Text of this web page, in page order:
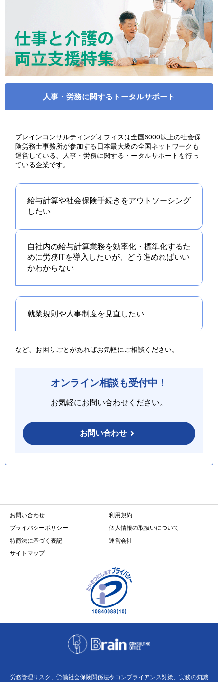
人事・労務に関するトータルサポート
ブレインコンサルティングオフィスは全国6000以上の社会保
険労務士事務所が参加する日本最大級の全国ネットワークも
運営している、人事・労務に関するトータルサポートを行っ
ている企業です。
給与計算や社会保険手続きをアウトソーシング
したい
自社内の給与計算業務を効率化・標準化するた
めに労務ITを導入したいが、どう進めればいい
かわからない
就業規則や人事制度を 見直したい
など、お困りごとがあればお気軽にご相談ください。
オンライン相談も受付中！
お気軽にお問い合わせください。
お問い合わせ
お問い合わせ
利用規約
プライバシーポリシー
個人情報の取扱いについて
特商法に基づく表記
運営会社
サイトマップ
労務管理リスク、労働社会保険関係法令コンプライアンス対策、実務の知識